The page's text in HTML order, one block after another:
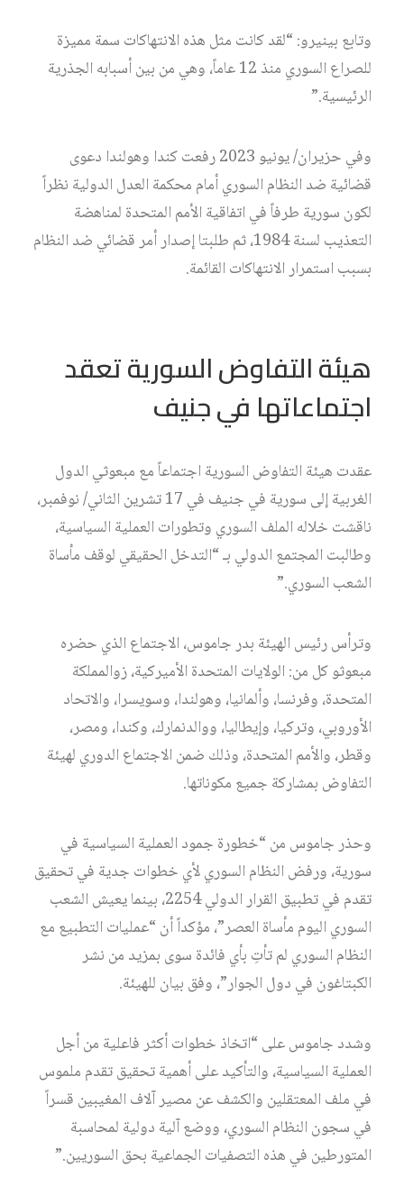
وتابع بينيرو: “لقد كانت مثل هذه الانتهاكات سمة مميزة
للصراع السوري منذ 12 عاماً، وهي من بين أسبابه الجذرية
الرئيسية.”
وفي حزيران/ يونيو 2023 رفعت كندا وهولندا دعوى
قضائية ضد النظام السوري أمام محكمة العدل الدولية نظراً
لكون سورية طرفاً في اتفاقية الأمم المتحدة لمناهضة
التعذيب لسنة 1984، ثم طلبتا إصدار أمر قضائي ضد النظام
بسبب استمرار الانتهاكات القائمة.
هيئة التفاوض السورية تعقد
اجتماعاتها في جنيف
عقدت هيئة التفاوض السورية اجتماعاً مع مبعوثي الدول
الغربية إلى سورية في جنيف في 17 تشرين الثاني/ نوفمبر،
ناقشت خلاله الملف السوري وتطورات العملية السياسية،
وطالبت المجتمع الدولي بـ “التدخل الحقيقي لوقف مأساة
الشعب السوري.”
وترأس رئيس الهيئة بدر جاموس، الاجتماع الذي حضره
مبعوثو كل من: الولايات المتحدة الأميركية، زوالمملكة
المتحدة، وفرنسا، وألمانيا، وهولندا، وسويسرا، والاتحاد
الأوروبي، وتركيا، وإيطاليا، ووالدنمارك، وكندا، ومصر،
وقطر، والأمم المتحدة، وذلك ضمن الاجتماع الدوري لهيئة
التفاوض بمشاركة جميع مكوناتها.
وحذر جاموس من “خطورة جمود العملية السياسية في
سورية، ورفض النظام السوري لأي خطوات جدية في تحقيق
تقدم في تطبيق القرار الدولي 2254، بينما يعيش الشعب
السوري اليوم مأساة العصر”، مؤكداً أن “عمليات التطبيع مع
النظام السوري لم تأتِ بأي فائدة سوى بمزيد من نشر
الكبتاغون في دول الجوار”، وفق بيان للهيئة.
وشدد جاموس على “اتخاذ خطوات أكثر فاعلية من أجل
العملية السياسية، والتأكيد على أهمية تحقيق تقدم ملموس
في ملف المعتقلين والكشف عن مصير آلاف المغيبين قسراً
في سجون النظام السوري، ووضع آلية دولية لمحاسبة
المتورطين في هذه التصفيات الجماعية بحق السوريين.”